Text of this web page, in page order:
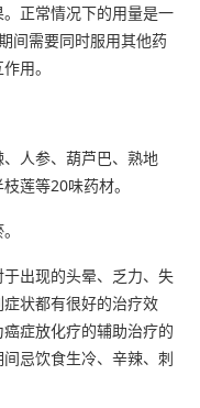
正常情况下的用量是一
间需要同时服用其他药
用。
人参、葫芦巴、熟地
莲等20味药材。
出现的头晕、乏力、失
状都有很好的治疗效
症放化疗的辅助治疗的
忌饮食生冷、辛辣、刺